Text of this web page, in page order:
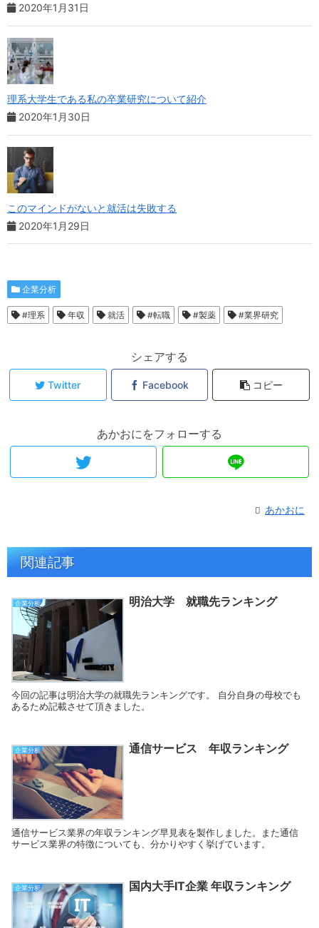
2020年1月31日
理系大学生である私の卒業研究について紹介
2020年1月30日
このマインドがないと就活は失敗する
2020年1月29日
企業分析
#理系 年収 就活 #転職 #製薬 #業界研究
シェアする
Twitter Facebook コピー
あかおにをフォローする
あかおに
関連記事
企業分析 明治大学 就職先ランキング
今回の記事は明治大学の就職先ランキングです。 自分自身の母校でも
あるため記載させて頂きました。
企業分析 通信サービス 年収ランキング
通信サービス業界の年収ランキング早見表を製作しました。また通信
サービス業界の特徴についても、分かりやすく挙げています。
企業分析 国内大手IT企業 年収ランキング